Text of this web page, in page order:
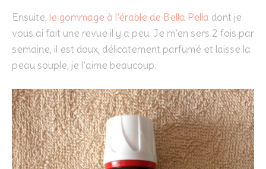
Ensuite, le gommage à l’érable de Bella Pella dont je
vous ai fait une revue il y a peu. Je m’en sers 2 fois par
semaine, il est doux, délicatement parfumé et laisse la
peau souple, je l’aime beaucoup.